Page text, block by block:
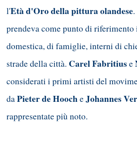
l'Età d'Oro della pittura olandese
prendeva come punto di
domestica, di famiglie, interni di
strade della città. Carel Fabritiuse
considerati i primi artisti del
daPieter de HoocheJohannes
rappresentate più noto.